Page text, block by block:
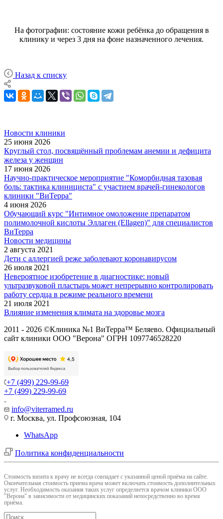
На фотографии: состояние кожи ребёнка до обращения в
клинику и через 3 дня на фоне назначенного лечения.
Назад к списку
Новости клиники
25 июня 2026
Круглый стол, посвящённый проблемам анемии и дефицита
железа у женщин
17 июня 2026
Научно-практическое мероприятие "Коморбидная тазовая
боль: тактика клинициста" с участием врачей-гинекологов
клиники "ВиТерра"
4 июня 2026
Обучающий курс "Интимное омоложение препаратом
полимолочной кислоты Эллаген (Ellagen)" для специалистов
ВиТерра
Новости медицины
2 августа 2021
Дети с аллергией реже заболевают коронавирусом
26 июля 2021
Невероятное изобретение в диагностике: новый
ультразвуковой пластырь может непрерывно контролировать
работу сердца в режиме реального времени
21 июля 2021
Влияние изменения климата на здоровье мозга
2011 - 2026 ©Клиника №1 ВиТерра™ Беляево. Официальный
сайт клиники ООО "Верона" ОГРН 1097746528220
+7 (499) 229-99-69
+7 (499) 229-99-69
info@viterramed.ru
г. Москва, ул. Профсоюзная, 104
WhatsApp
Политика конфиденциальности
Cтоимость визита к врачу не всегда совпадает с указанной ценой приёма на сайте.
Окончательная стоимость приема врача может включать стоимость дополнительных
услуг. Необходимость оказания таких услуг определяется врачом клиники ООО
"Верона" в зависимости от медицинских показаний непосредственно во время
приёма.